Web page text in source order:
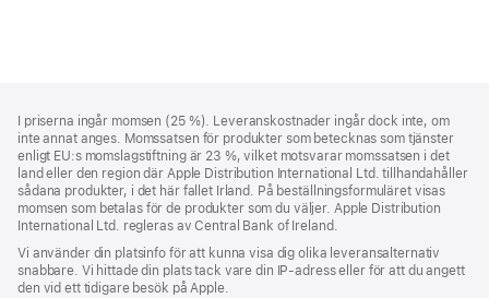
I priserna ingår momsen (25 %). Leveranskostnader ingår dock inte, om
inte annat anges. Momssatsen för produkter som betecknas som tjänster
enligt EU:s momslagstiftning är 23 %, vilket motsvarar momssatsen i det
land eller den region där Apple Distribution International Ltd. tillhandahåller
sådana produkter, i det här fallet Irland. På beställningsformuläret visas
momsen som betalas för de produkter som du väljer. Apple Distribution
International Ltd. regleras av Central Bank of Ireland.
Vi använder din platsinfo för att kunna visa dig olika leveransalternativ
snabbare. Vi hittade din plats tack vare din IP-adress eller för att du angett
den vid ett tidigare besök på Apple.